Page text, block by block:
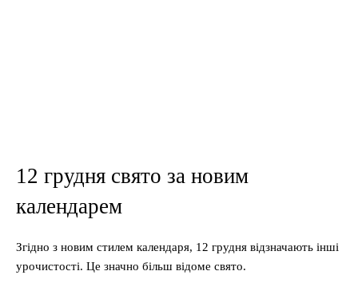
12 грудня свято за новим
календарем
Згідно з новим стилем календаря, 12 грудня відзначають інші
урочистості. Це значно більш відоме свято.